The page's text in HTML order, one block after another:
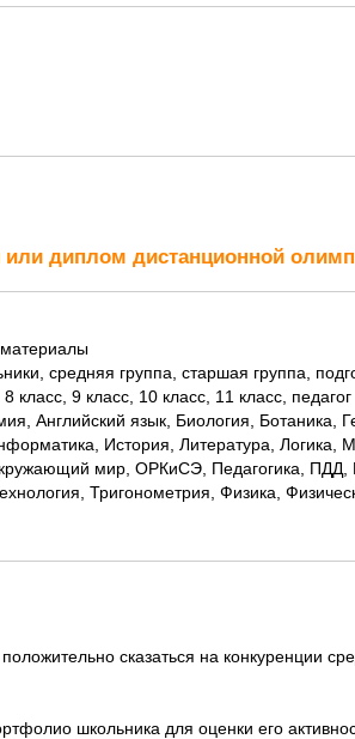
или диплом дистанционной
класс, 9 класс, 10 класс, 11 класс, педагог
История, Литература,
мир, ОРКиСЭ, Педагогика, ПДД,
Тригонометрия, Физика,
сказаться на конкуренции
школьника для оценки его